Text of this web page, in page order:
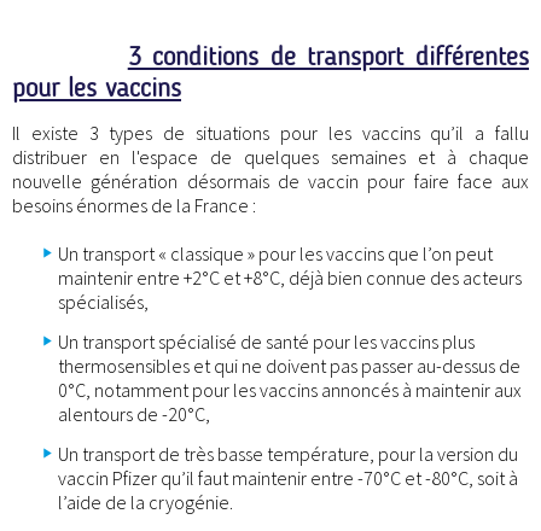
3 conditions de transport différentes
pour les vaccins
Il existe 3 types de situations pour les vaccins qu’il a fallu
distribuer en l'espace de quelques semaines et à chaque
nouvelle génération désormais de vaccin pour faire face aux
besoins énormes de la France :
Un transport « classique » pour les vaccins que l’on peut
maintenir entre +2°C et +8°C, déjà bien connue des acteurs
spécialisés,
Un transport spécialisé de santé pour les vaccins plus
thermosensibles et qui ne doivent pas passer au-dessus de
0°C, notamment pour les vaccins annoncés à maintenir aux
alentours de -20°C,
Un transport de très basse température, pour la version du
vaccin Pfizer qu’il faut maintenir entre -70°C et -80°C, soit à
l’aide de la cryogénie.